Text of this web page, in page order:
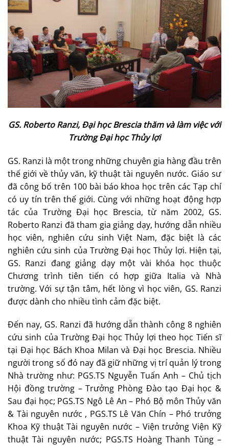
GS. Roberto Ranzi, Đại học Brescia thăm và làm việc với
Trường Đại học Thủy lợi
GS. Ranzi là một trong những chuyên gia hàng đầu trên
thế giới về thủy văn, kỹ thuật tài nguyên nước. Giáo sư
đã công bố trên 100 bài báo khoa học trên các Tạp chí
có uy tín trên thế giới. Cùng với những hoạt động hợp
tác của Trường Đại học Brescia, từ năm 2002, GS.
Roberto Ranzi đã tham gia giảng dạy, hướng dẫn nhiều
học viên, nghiên cứu sinh Việt Nam, đặc biệt là các
nghiên cứu sinh của Trường Đại học Thủy lợi. Hiện tại,
GS. Ranzi đang giảng dạy một vài khóa học thuộc
Chương trình tiên tiến có hợp giữa Italia và Nhà
trường. Với sự tận tâm, hết lòng vì học viên, GS. Ranzi
được dành cho nhiều tình cảm đặc biệt.
Đến nay, GS. Ranzi đã hướng dẫn thành công 8 nghiên
cứu sinh của Trường Đại học Thủy lợi theo học Tiến sĩ
tại Đại học Bách Khoa Milan và Đại học Brescia. Nhiều
người trong số đó nay đã giữ những vị trí quản lý trong
Nhà trường như: PGS.TS Nguyễn Tuấn Anh – Chủ tịch
Hội đồng trường – Trưởng Phòng Đào tạo Đại học &
Sau đại học; PGS.TS Ngô Lê An – Phó Bộ môn Thủy văn
& Tài nguyên nước , PGS.TS Lê Văn Chín – Phó trưởng
Khoa Kỹ thuật Tài nguyên nước – Viện trưởng Viện Kỹ
thuật Tài nguyên nước; PGS.TS Hoàng Thanh Tùng –